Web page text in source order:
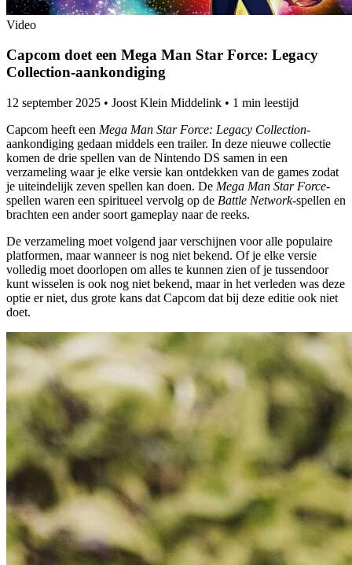
Video
Capcom doet een Mega Man Star Force: Legacy
Collection-aankondiging
12 september 2025 • Joost Klein Middelink • 1 min leestijd
Capcom heeft een Mega Man Star Force: Legacy Collection-
aankondiging gedaan middels een trailer. In deze nieuwe collectie
komen de drie spellen van de Nintendo DS samen in een
verzameling waar je elke versie kan ontdekken van de games zodat
je uiteindelijk zeven spellen kan doen. De Mega Man Star Force-
spellen waren een spiritueel vervolg op de Battle Network-spellen en
brachten een ander soort gameplay naar de reeks.
De verzameling moet volgend jaar verschijnen voor alle populaire
platformen, maar wanneer is nog niet bekend. Of je elke versie
volledig moet doorlopen om alles te kunnen zien of je tussendoor
kunt wisselen is ook nog niet bekend, maar in het verleden was deze
optie er niet, dus grote kans dat Capcom dat bij deze editie ook niet
doet.